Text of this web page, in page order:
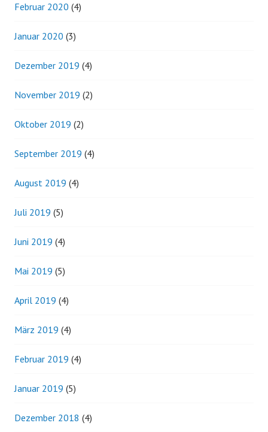
Februar 2020 (4)
Januar 2020 (3)
Dezember 2019 (4)
November 2019 (2)
Oktober 2019 (2)
September 2019 (4)
August 2019 (4)
Juli 2019 (5)
Juni 2019 (4)
Mai 2019 (5)
April 2019 (4)
März 2019 (4)
Februar 2019 (4)
Januar 2019 (5)
Dezember 2018 (4)